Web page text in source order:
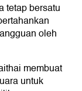
tetap bersatu
oleh
membuat
untuk